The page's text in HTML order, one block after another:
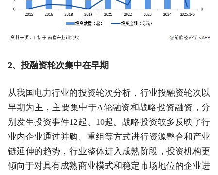
2、投融资轮次集中在早期
从我国电力行业的投资轮次分析，行业投融资轮次以
早期为主，主要集中于A轮融资和战略投资融资，分
别发生投资事件12起、10起。战略投资较多反映了行
业内企业通过并购、重组等方式进行资源整合和产业
链延伸的趋势，行业整体进入成熟阶段，投资机构更
倾向于对具有成熟商业模式和稳定市场地位的企业进